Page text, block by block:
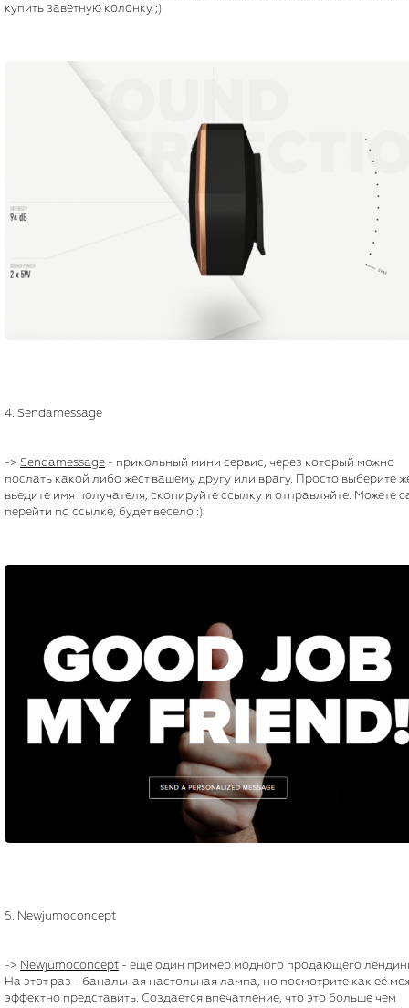
купить заветную колонку ;)
4. Sendamessage
-> Sendamessage - прикольный мини сервис, через который можно
послать какой либо жест вашему другу или врагу. Просто выберите
введите имя получателя, скопируйте ссылку и отправляйте. Можете
перейти по ссылке, будет весело :)
5. Newjumoconcept
-> Newjumoconcept - еще один пример модного продающего
На этот раз - банальная настольная лампа, но посмотрите как её
эффектно представить. Создается впечатление, что это больше чем